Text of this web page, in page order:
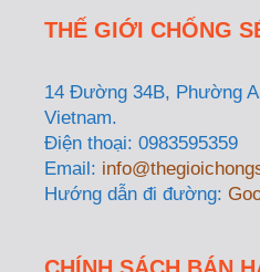
THẾ GIỚI CHỐNG
14 Đường 34B, Phường
Vietnam.
Điện thoại: 0983595359
Email:
Hướng dẫn đi đường: